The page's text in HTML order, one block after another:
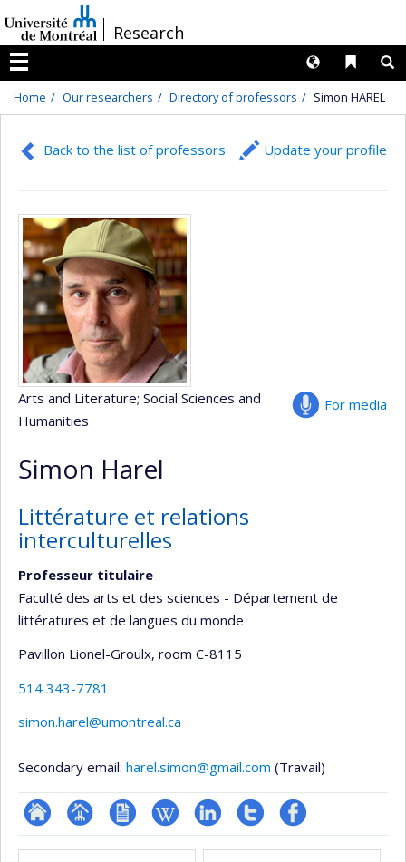
au
contenu
/Research
Menu
Liens
Langues
Home Our researchers Directory of professors Simon HAREL
Back to the list of professors Update your profile
For media
Arts and Literature; Social Sciences and
Humanities
Simon Harel
Littérature et relations
interculturelles
Professeur titulaire
Faculté des arts et des sciences - Département de
littératures et de langues du monde
Pavillon Lionel-Groulx, room C-8115
514 343-7781
simon.harel@umontreal.ca
Secondary email: harel.simon@gmail.com (Travail)
ResearchGate
Page CV Wiki LinkedInCompteProfil